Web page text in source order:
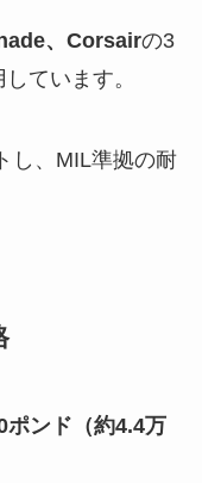
、Corsairの3
ています。
し、MIL準拠の耐
ポンド（約4.4万